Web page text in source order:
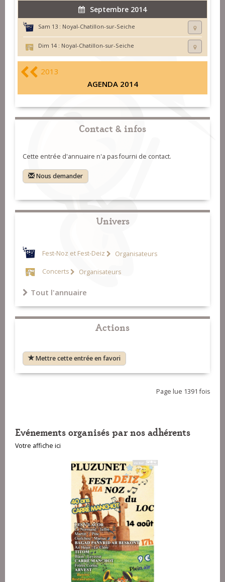
Septembre 2014
Sam 13 : Noyal-Chatillon-sur-Seiche
Dim 14 : Noyal-Chatillon-sur-Seiche
2013
AGENDA 2014
Contact & infos
Cette entrée d'annuaire n'a pas fourni de contact.
Nous demander
Univers
Fest-Noz et Fest-Deiz Organisateurs
Concerts Organisateurs
Tout l'annuaire
Actions
Mettre cette entrée en favori
Page lue 1391 fois
Evénements organisés par nos adhérents
Votre affiche ici